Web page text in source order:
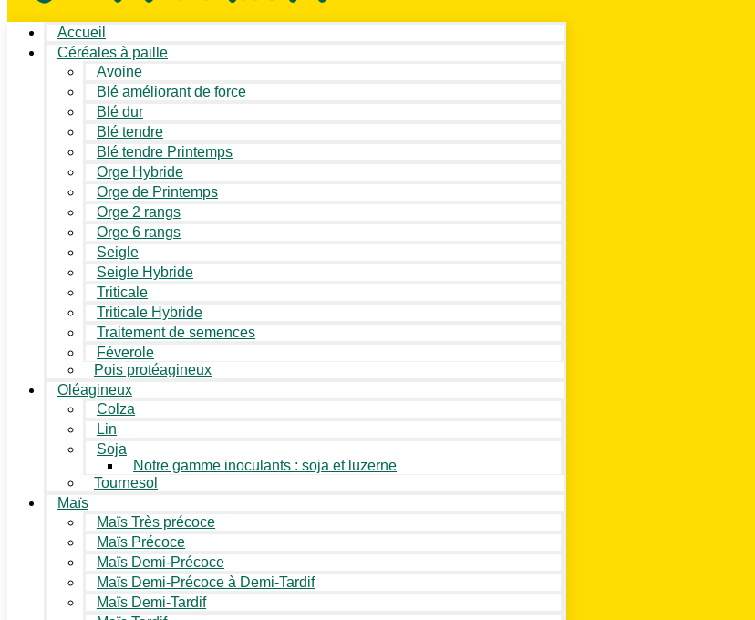
Accueil
Céréales à paille
Avoine
Blé améliorant de force
Blé dur
Blé tendre
Blé tendre Printemps
Orge Hybride
Orge de Printemps
Orge 2 rangs
Orge 6 rangs
Seigle
Seigle Hybride
Triticale
Triticale Hybride
Traitement de semences
Féverole
Pois protéagineux
Oléagineux
Colza
Lin
Soja
Notre gamme inoculants : soja et luzerne
Tournesol
Maïs
Maïs Très précoce
Maïs Précoce
Maïs Demi-Précoce
Maïs Demi-Précoce à Demi-Tardif
Maïs Demi-Tardif